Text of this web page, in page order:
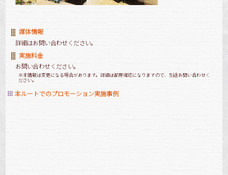
媒体情報
詳細はお問い合わせください。
実施料金
お問い合わせください。
※本情報は変更になる場合があります。詳細は都度確認になりますので、別途お問い合わせく
ださい。
本ルートでのプロモーション実施事例